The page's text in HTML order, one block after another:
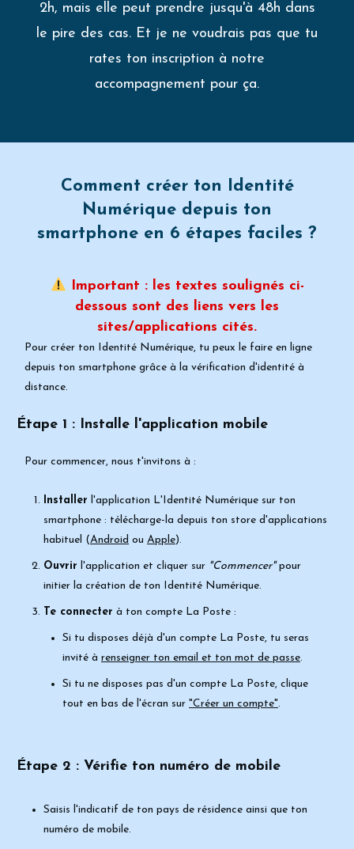
2h, mais elle peut prendre jusqu'à 48h dans
le pire des cas. Et je ne voudrais pas que tu
rates ton inscription à notre
accompagnement pour ça.
Comment créer ton Identité
Numérique depuis ton
smartphone en 6 étapes faciles ?
Important : les textes soulignés ci-
dessous sont des liens vers les
sites/applications cités.
Pour créer ton Identité Numérique, tu peux le faire en ligne
depuis ton smartphone grâce à la vérification d'identité à
distance.
Étape 1 : Installe l'application mobile
Pour commencer, nous t'invitons à :
Installer l'application L'Identité Numérique sur ton
smartphone : télécharge-la depuis ton store d'applications
habituel (Android ou Apple).
Ouvrir l'application et cliquer sur "Commencer"pour
initier la création de ton Identité Numérique.
Te connecter à ton compte La Poste :
Si tu disposes déjà d'un compte La Poste, tu seras
invité à renseigner ton email et ton mot de passe.
Si tu ne disposes pas d'un compte La Poste, clique
tout en bas de l'écran sur "Créer un compte".
Étape 2 : Vérifie ton numéro de mobile
Saisis l'indicatif de ton pays de résidence ainsi que ton
numéro de mobile.